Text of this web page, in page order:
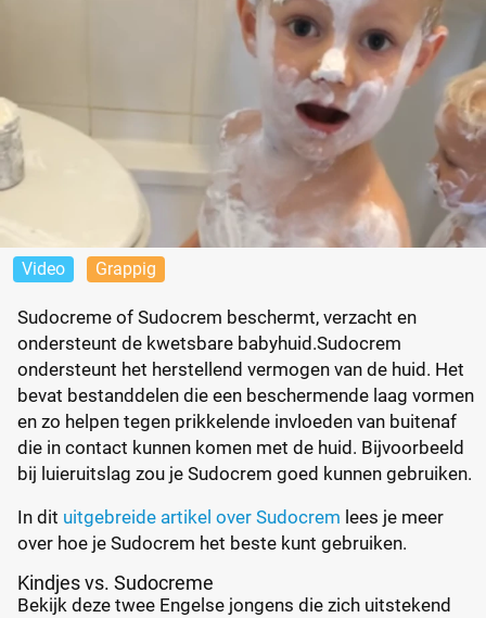
Video Grappig
Sudocreme of Sudocrem beschermt, verzacht en
ondersteunt de kwetsbare babyhuid.Sudocrem
ondersteunt het herstellend vermogen van de huid. Het
bevat bestanddelen die een beschermende laag vormen
en zo helpen tegen prikkelende invloeden van buitenaf
die in contact kunnen komen met de huid. Bijvoorbeeld
bij luieruitslag zou je Sudocrem goed kunnen gebruiken.
In dit uitgebreide artikel over Sudocrem lees je meer
over hoe je Sudocrem het beste kunt gebruiken.
Kindjes vs. Sudocreme
Bekijk deze twee Engelse jongens die zich uitstekend